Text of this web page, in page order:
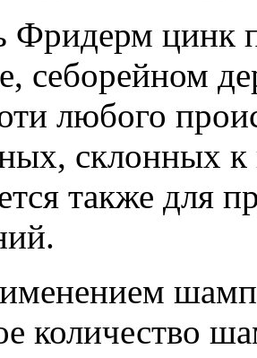
цинк
себорейном
любого
склонных
также для
количество